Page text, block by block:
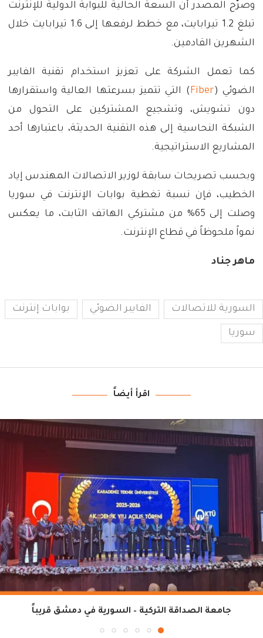
وصرّح المصدر أن السعة الحالية للبوابة الدولية للإنترنت
تبلغ 1.2 تيرابايت، مع خطط لرفعها إلى 1.6 تيرابايت خلال
الشهرين القادمين.
كما تعمل الشركة على تعزيز استخدام تقنية الفايبر
الضوئي (Fiber) التي تتميز بسرعتها العالية واستقرارها
دون تشويش، وتشجيع المشتركين على التحول من
الشبكة النحاسية إلى هذه التقنية الحديثة، باعتبارها أحد
المشاريع الاستراتيجية.
وبحسب تصريحات سابقة لوزير الاتصالات المهندس إياد
الخطيب، فإن نسبة تغطية بوابات الإنترنت في سوريا
وصلت إلى 65% من مشتركي الهاتف الثابت، ما يعكس
نمواً ملحوظاً في قطاع الإنترنت.
ماهر جناد
السورية للاتصالات الفايبر الضوئي بوابات إنترنت
سوريا
اقرأ أيضاً
جامعة الصداقة التركية – السورية في دمشق قريباً